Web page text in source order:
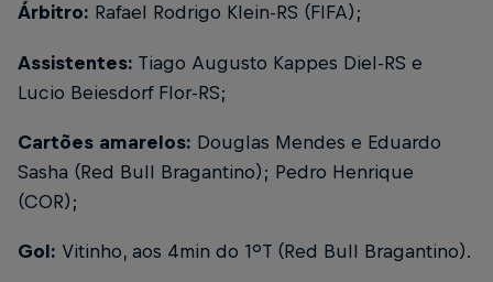
Árbitro: Rafael Rodrigo Klein-RS (FIFA);
Assistentes: Tiago Augusto Kappes Diel-RS e
Lucio Beiesdorf Flor-RS;
Cartões amarelos: Douglas Mendes e Eduardo
Sasha (Red Bull Bragantino); Pedro Henrique
(COR);
Gol: Vitinho, aos 4min do 1ºT (Red Bull Bragantino).